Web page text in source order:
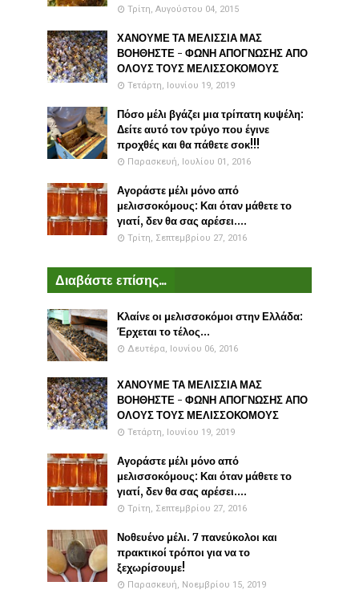
Τρίτη, Αυγούστου 04, 2015
ΧΑΝΟΥΜΕ ΤΑ ΜΕΛΙΣΣΙΑ ΜΑΣ
ΒΟΗΘΗΣΤΕ - ΦΩΝΗ ΑΠΟΓΝΩΣΗΣ ΑΠΟ
ΟΛΟΥΣ ΤΟΥΣ ΜΕΛΙΣΣΟΚΟΜΟΥΣ
Τετάρτη, Ιουνίου 19, 2019
Πόσο μέλι βγάζει μια τρίπατη κυψέλη:
Δείτε αυτό τον τρύγο που έγινε
προχθές και θα πάθετε σοκ!!!
Παρασκευή, Ιουλίου 01, 2016
Αγοράστε μέλι μόνο από
μελισσοκόμους: Και όταν μάθετε το
γιατί, δεν θα σας αρέσει....
Τρίτη, Σεπτεμβρίου 27, 2016
Διαβάστε επίσης...
Κλαίνε οι μελισσοκόμοι στην Ελλάδα:
Έρχεται το τέλος...
Δευτέρα, Ιουνίου 06, 2016
ΧΑΝΟΥΜΕ ΤΑ ΜΕΛΙΣΣΙΑ ΜΑΣ
ΒΟΗΘΗΣΤΕ - ΦΩΝΗ ΑΠΟΓΝΩΣΗΣ ΑΠΟ
ΟΛΟΥΣ ΤΟΥΣ ΜΕΛΙΣΣΟΚΟΜΟΥΣ
Τετάρτη, Ιουνίου 19, 2019
Αγοράστε μέλι μόνο από
μελισσοκόμους: Και όταν μάθετε το
γιατί, δεν θα σας αρέσει....
Τρίτη, Σεπτεμβρίου 27, 2016
Νοθευένο μέλι. 7 πανεύκολοι και
πρακτικοί τρόποι για να το
ξεχωρίσουμε!
Παρασκευή, Νοεμβρίου 15, 2019